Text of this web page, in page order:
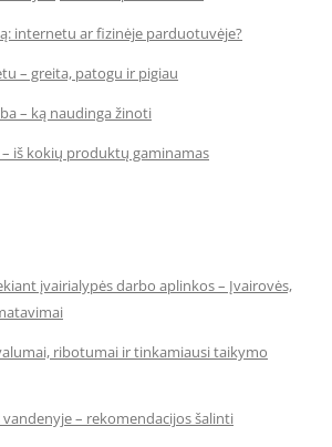
internetu ar fizinėje parduotuvėje?
– greita, patogu ir pigiau
– ką naudinga žinoti
– iš kokių produktų gaminamas
įvairialypės darbo aplinkos – Įvairovės,
ribotumai ir tinkamiausi taikymo
vandenyje – rekomendacijos šalinti